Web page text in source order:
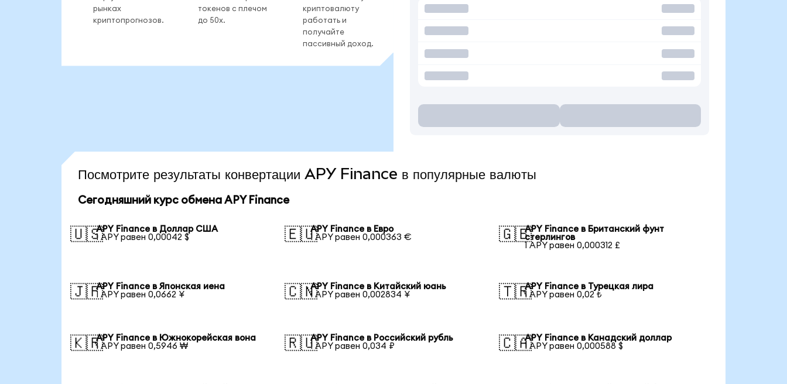
рынках
криптопрогнозов.
токенов с плечом
до 50x.
криптовалюту
работать и
получайте
пассивный доход.
Посмотрите результаты конвертации APY Finance в популярные валюты
Сегодняшний курс обмена APY Finance
🇺🇸APY Finance в Доллар США
1 APY равен 0,00042 $
🇪🇺APY Finance в Евро
1 APY равен 0,000363 €
🇬🇧APY Finance в Британский фунт
стерлингов
1 APY равен 0,000312 £
🇯🇵APY Finance в Японская иена
1 APY равен 0,0662 ¥
🇨🇳APY Finance в Китайский юань
1 APY равен 0,002834 ¥
🇹🇷APY Finance в Турецкая лира
1 APY равен 0,02 ₺
🇰🇷APY Finance в Южнокорейская вона
1 APY равен 0,5946 ₩
🇷🇺APY Finance в Российский рубль
1 APY равен 0,034 ₽
🇨🇦APY Finance в Канадский доллар
1 APY равен 0,000588 $